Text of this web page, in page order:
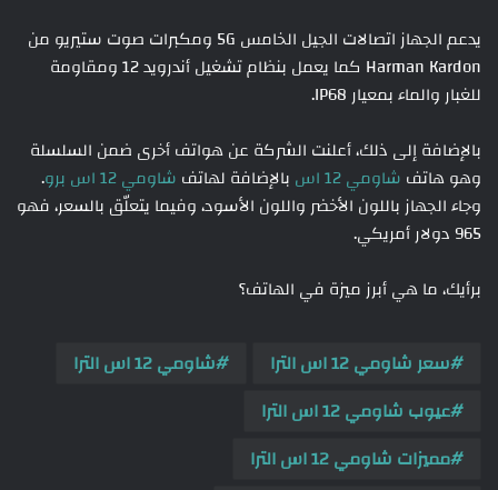
يدعم الجهاز اتصالات الجيل الخامس 5G ومكبرات صوت ستيريو من
Harman Kardon كما يعمل بنظام تشغيل أندرويد 12 ومقاومة
للغبار والماء بمعيار IP68.
بالإضافة إلى ذلك، أعلنت الشركة عن هواتف أخرى ضمن السلسلة
وهو هاتف شاومي 12 اس بالإضافة لهاتف شاومي 12 اس برو
.
وجاء الجهاز باللون الأخضر واللون الأسود، وفيما يتعلّق بالسعر، فهو
965 دولار أمريكي.
برأيك، ما هي أبرز ميزة في الهاتف؟
سعر شاومي 12 اس الترا
شاومي 12 اس الترا
عيوب شاومي 12 اس الترا
مميزات شاومي 12 اس الترا